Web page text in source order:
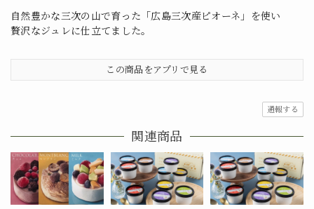
自然豊かな三次の山で育った「広島三次産ピオーネ」を使い
贅沢なジュレに仕立てました。
この商品をアプリで見る
通報する
関連商品